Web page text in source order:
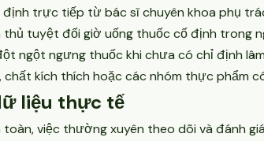
trực tiếp từ bác sĩ chuyên khoa phụ
tuyệt đối giờ uống thuốc cố định trong
ngột ngưng thuốc khi chưa có chỉ định
chất kích thích hoặc các nhóm thực phẩm
liệu thực tế
việc thường xuyên theo dõi và đánh